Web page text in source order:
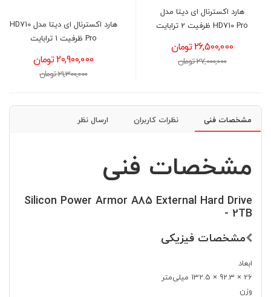
اکسترنال ای دیتا مدل
ADATA HD710 PRO ظرفیت
HD710 Pro ظرفیت 2 ترابایت
مشخصات فنی نظرات کاربران ارسال نظر
مشخصات فنی
Silicon Power Armor A85 External Hard Drive
- 2TB
مشخصات فیزیکی
ابعاد
26 × 92.3 × 132.5 میلی‌متر
وزن